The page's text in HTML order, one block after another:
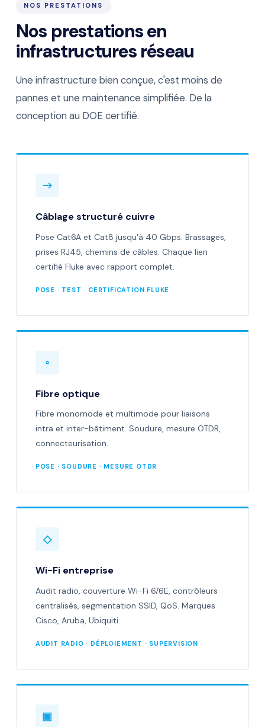
NOS PRESTATIONS
Nos prestations en
infrastructures réseau
Une infrastructure bien conçue, c'est moins de
pannes et une maintenance simplifiée. De la
conception au DOE certifié.
→
Câblage structuré cuivre
Pose Cat6A et Cat8 jusqu'à 40 Gbps. Brassages,
prises RJ45, chemins de câbles. Chaque lien
certifié Fluke avec rapport complet.
POSE · TEST · CERTIFICATION FLUKE
◦
Fibre optique
Fibre monomode et multimode pour liaisons
intra et inter-bâtiment. Soudure, mesure OTDR,
connecteurisation.
POSE · SOUDURE · MESURE OTDR
◇
Wi-Fi entreprise
Audit radio, couverture Wi-Fi 6/6E, contrôleurs
centralisés, segmentation SSID, QoS. Marques
Cisco, Aruba, Ubiquiti.
AUDIT RADIO · DÉPLOIEMENT · SUPERVISION
▣